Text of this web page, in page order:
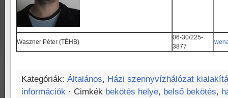
Waszner Péter (TÉHB)
06-30/225-
3877
Kategóriák: Általános, Házi szennyvízhálózat
információk · Cimkék bekötés helye, belső bekötés,